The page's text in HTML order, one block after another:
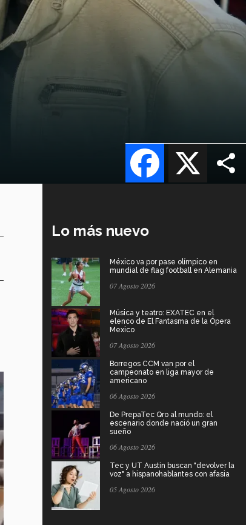
X
Facebook
Lo más nuevo
México va por pase olímpico en
mundial de flag football en Alemania
07 Agosto 2026
Música y teatro: EXATEC en el
elenco de El Fantasma de la Ópera
Mexico
07 Agosto 2026
Borregos CCM van por el
campeonato en liga mayor de
americano
06 Agosto 2026
De PrepaTec Qro al mundo: el
escenario donde nació un gran
sueño
06 Agosto 2026
Tec y UT Austin buscan "devolver la
voz" a hispanohablantes con afasia
05 Agosto 2026